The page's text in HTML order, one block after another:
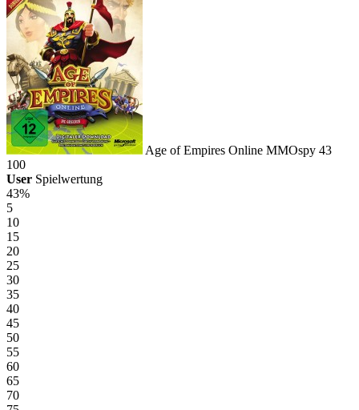
Age of Empires Online MMOspy 43
100
User Spielwertung
43%
5
10
15
20
25
30
35
40
45
50
55
60
65
70